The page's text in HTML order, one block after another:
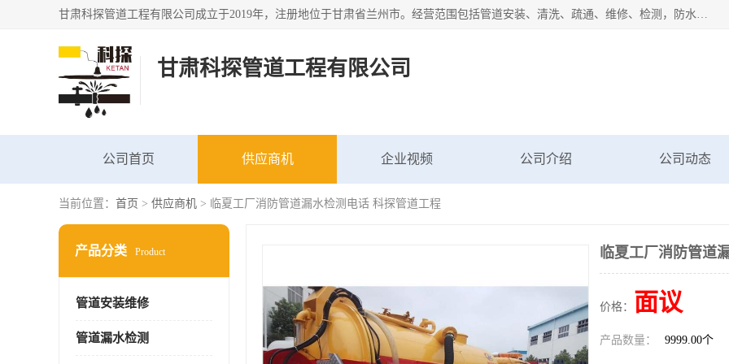
甘肃科探管道工程有限公司成立于2019年，注册地位于甘肃省兰州市。经营范围包括管道安装、清洗、疏通、维修、检测，防水工程，工程钻孔，化粪池清理，暖气安装，给排水管道安装维修，室内外管道如消防、供水、供热管道漏水检测定位，室内外防水堵漏等。
甘肃科探管道工程有限公司
公司首页 供应商机 企业视频 公司介绍 公司动态
当前位置： 首页 > 供应商机 > 临夏工厂消防管道漏水检测电话 科探管道工程
产品分类 Product
管道安装维修
管道漏水检测
临夏工厂消防管道
价格： 面议
产品数量： 9999.00个